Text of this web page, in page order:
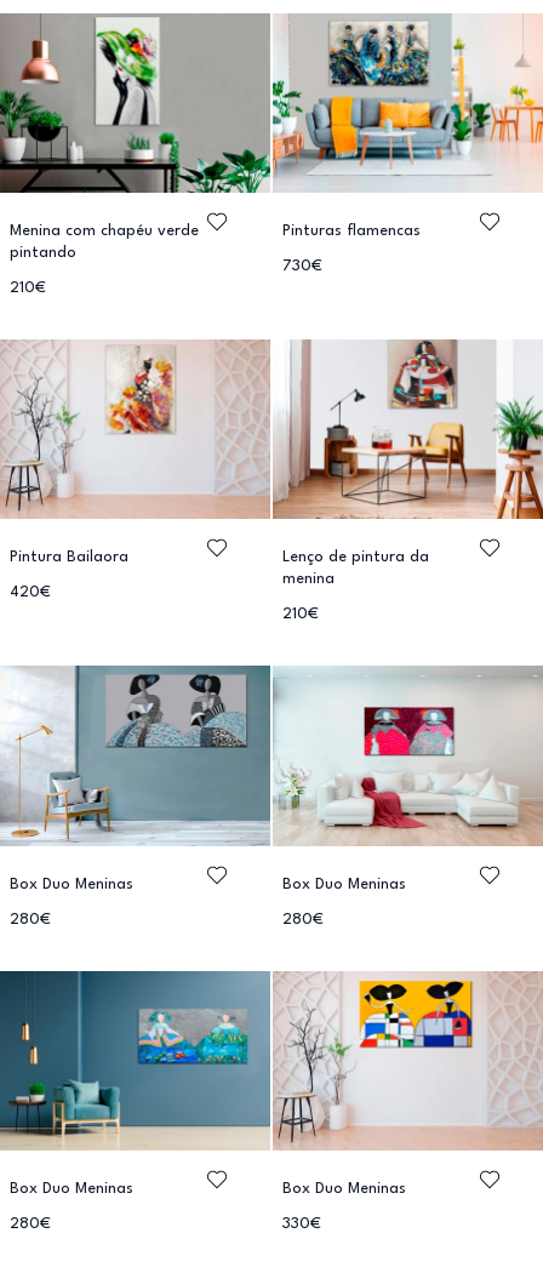
Menina com chapéu verde
pintando
210€
Pinturas flamencas
730€
Pintura Bailaora
420€
Lenço de pintura da
menina
210€
Box Duo Meninas
280€
Box Duo Meninas
280€
Box Duo Meninas
280€
Box Duo Meninas
330€